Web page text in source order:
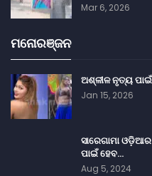
Mar 6, 2026
ମନୋରଞ୍ଜନ
ଅଶ୍ଳୀଳ ନୃତ୍ୟ ପାଇଁ
Jan 15, 2026
ସାରେଗାମା
ପାଇଁ ହେବ…
Aug 5, 2024